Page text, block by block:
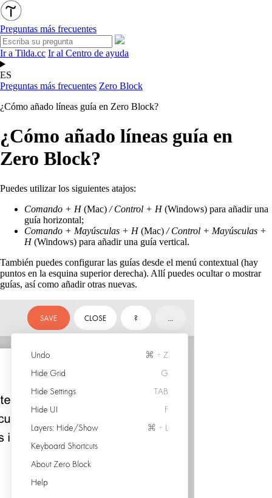
Preguntas más frecuentes
Ir a Tilda.cc Ir al Centro de ayuda
ES
Preguntas más frecuentes Zero Block
¿Cómo añado líneas guía en Zero Block?
¿Cómo añado líneas guía en
Zero Block?
Puedes utilizar los siguientes atajos:
Comando + H(Mac) / Control + H(Windows) para añadir una
guía horizontal;
Comando + Mayúsculas + H(Mac) / Control + Mayúsculas +
H(Windows) para añadir una guía vertical.
También puedes configurar las guías desde el menú contextual (hay
puntos en la esquina superior derecha). Allí puedes ocultar o mostrar
guías, así como añadir otras nuevas.